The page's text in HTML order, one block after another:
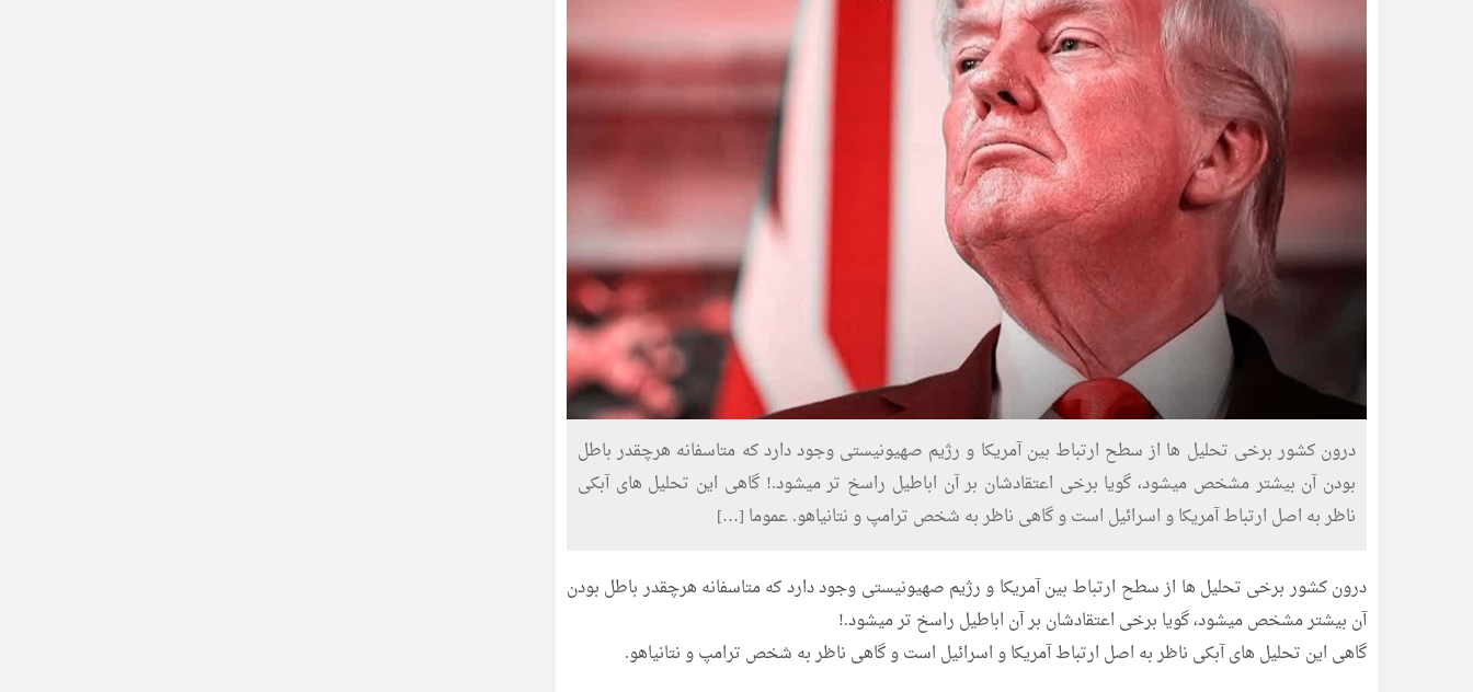
درون کشور برخی تحلیل ها از سطح ارتباط بین آمریکا و رژیم صهیونیستی وجود دارد که متاسفانه هرچقدر باطل
بودن آن بیشتر مشخص میشود، گویا برخی اعتقادشان بر آن اباطیل راسخ تر میشود.! گاهی این تحلیل های آبکی
ناظر به اصل ارتباط آمریکا و اسرائیل است و گاهی ناظر به شخص ترامپ و نتانیاهو. عموما […]
درون کشور برخی تحلیل ها از سطح ارتباط بین آمریکا و رژیم صهیونیستی وجود دارد که متاسفانه هرچقدر باطل بودن
آن بیشتر مشخص میشود، گویا برخی اعتقادشان بر آن اباطیل راسخ تر میشود.!
گاهی این تحلیل های آبکی ناظر به اصل ارتباط آمریکا و اسرائیل است و گاهی ناظر به شخص ترامپ و نتانیاهو.